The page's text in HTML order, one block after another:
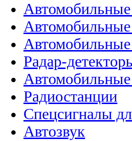
Автомобильные
Радар-
Автомобильные
Радиостанции
Спецсигналы
Автозвук